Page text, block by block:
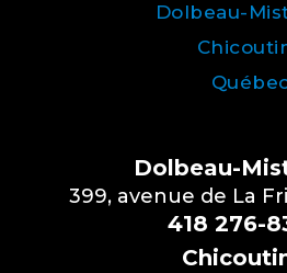
Dolbeau-
Dolbeau-
399, avenue de La
418 276-